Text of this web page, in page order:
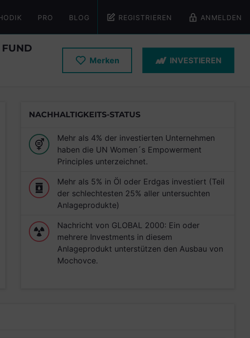
PRO BLOG REGISTRIEREN ANMELDEN
Merken INVESTIEREN
NACHHALTIGKEITS-STATUS
Mehr als 4% der investierten Unternehmen
haben die UN Women´s Empowerment
Principles unterzeichnet.
Mehr als 5% in Öl oder Erdgas investiert (Teil
der schlechtesten 25% aller untersuchten
Anlageprodukte)
Nachricht von GLOBAL 2000: Ein oder
mehrere Investments in diesem
Anlageprodukt unterstützen den Ausbau von
Mochovce.